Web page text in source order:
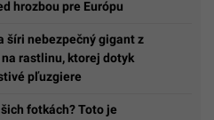
hrozbou pre Európu
šíri nebezpečný gigant z
na rastlinu, ktorej dotyk
pľuzgiere
fotkách? Toto je